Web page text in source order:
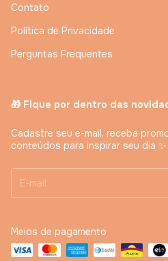
Contato
Política de Privacidade
Perguntas Frequentes
🎁 Fique por dentro das
Cadastre seu e-mail, receba
conteúdos para inspirar seu dia ✨
Meios de pagamento